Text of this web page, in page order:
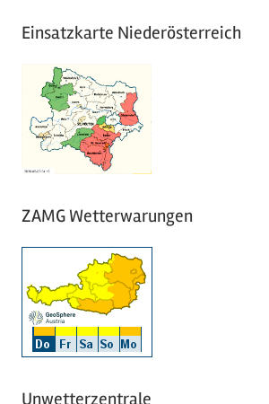
Einsatzkarte Niederösterreich
ZAMG Wetterwarungen
Unwetterzentrale